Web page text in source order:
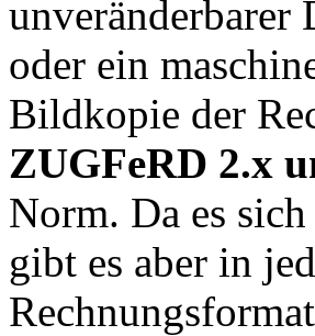
unveränderbarer
oder ein
Bildkopie der
ZUGFeRD 2.x
Norm. Da es
gibt es aber in